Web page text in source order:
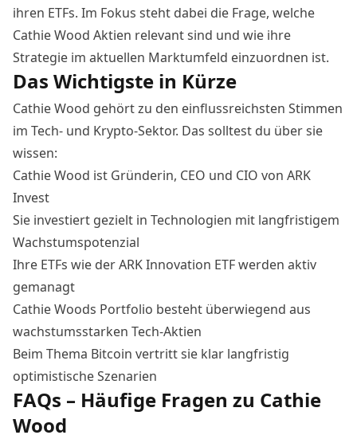
ihren ETFs. Im Fokus steht dabei die Frage, welche
Cathie Wood Aktien relevant sind und wie ihre
Strategie im aktuellen Marktumfeld einzuordnen ist.
Das Wichtigste in Kürze
Cathie Wood gehört zu den einflussreichsten Stimmen
im Tech- und Krypto-Sektor. Das solltest du über sie
wissen:
Cathie Wood ist Gründerin, CEO und CIO von ARK
Invest
Sie investiert gezielt in Technologien mit langfristigem
Wachstumspotenzial
Ihre ETFs wie der ARK Innovation ETF werden aktiv
gemanagt
Cathie Woods Portfolio besteht überwiegend aus
wachstumsstarken Tech-Aktien
Beim Thema Bitcoin vertritt sie klar langfristig
optimistische Szenarien
FAQs – Häufige Fragen zu Cathie
Wood